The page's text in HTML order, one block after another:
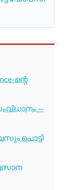
ന്റെ
—
പൊട്ടി